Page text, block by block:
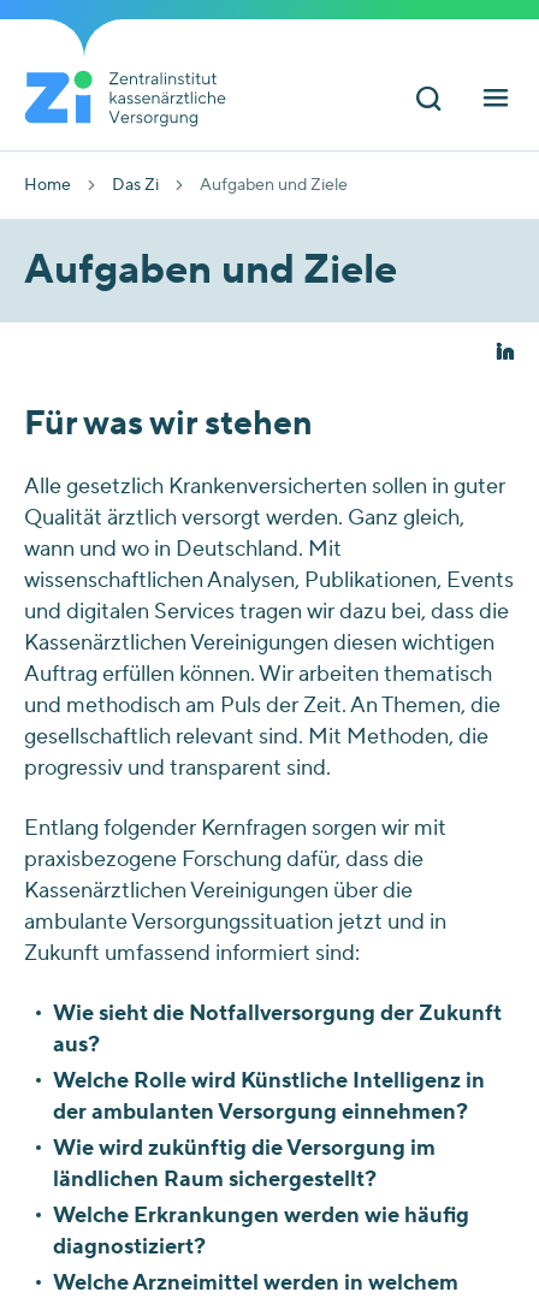
Home Das Zi Aufgaben und Ziele
Aufgaben und Ziele
Für was wir stehen
Alle gesetzlich Krankenversicherten sollen in guter
Qualität ärztlich versorgt werden. Ganz gleich,
wann und wo in Deutschland. Mit
wissenschaftlichen Analysen, Publikationen, Events
und digitalen Services tragen wir dazu bei, dass die
Kassenärztlichen Vereinigungen diesen wichtigen
Auftrag erfüllen können. Wir arbeiten thematisch
und methodisch am Puls der Zeit. An Themen, die
gesellschaftlich relevant sind. Mit Methoden, die
progressiv und transparent sind.
Entlang folgender Kernfragen sorgen wir mit
praxisbezogene Forschung dafür, dass die
Kassenärztlichen Vereinigungen über die
ambulante Versorgungssituation jetzt und in
Zukunft umfassend informiert sind:
Wie sieht die Notfallversorgung der Zukunft
aus?
Welche Rolle wird Künstliche Intelligenz in
der ambulanten Versorgung einnehmen?
Wie wird zukünftig die Versorgung im
ländlichen Raum sichergestellt?
Welche Erkrankungen werden wie häufig
diagnostiziert?
Welche Arzneimittel werden in welchem